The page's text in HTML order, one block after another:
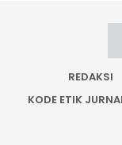
REDAKSI
KODE ETIK